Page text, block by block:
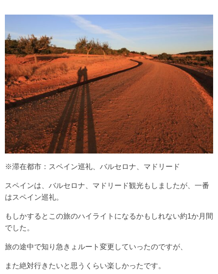
※滞在都市：スペイン巡礼、バルセロナ、マドリード
スペインは、バルセロナ、マドリード観光もしましたが、一番
はスペイン巡礼。
もしかするとこの旅のハイライトになるかもしれない約1か月間
でした。
旅の途中で知り急きょルート変更していったのですが、
また絶対行きたいと思うくらい楽しかったです。